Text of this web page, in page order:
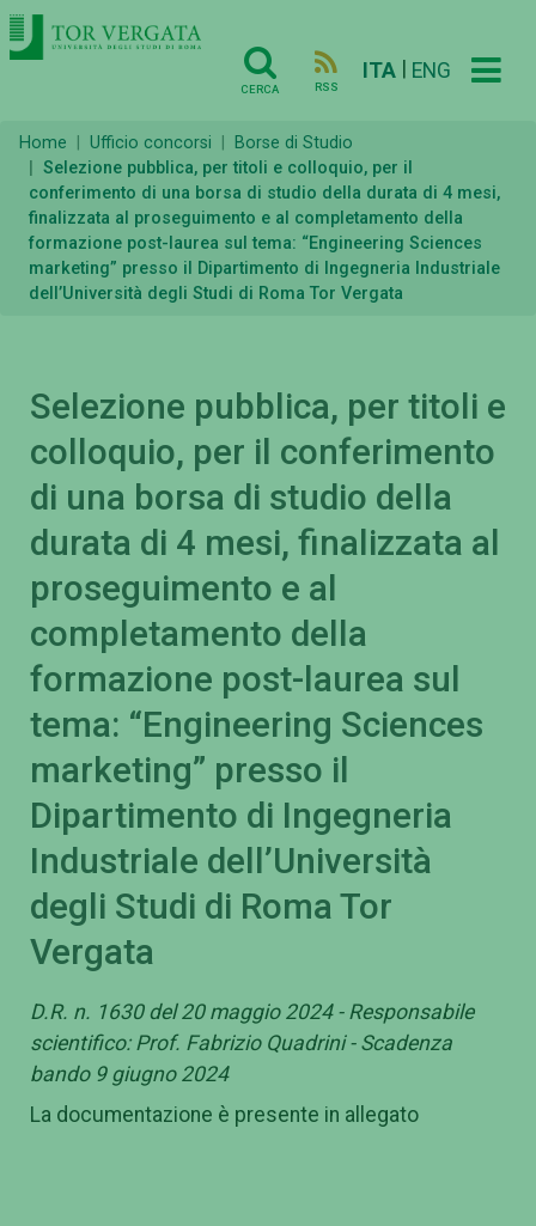
CERCA RSS
ITA ENG
Home Ufficio concorsi
Borse di Studio
Selezione pubblica, per titoli e colloquio, per il
conferimento di una borsa di studio della durata di 4 mesi,
finalizzata al proseguimento e al completamento della
formazione post-laurea sul tema: “Engineering Sciences
marketing” presso il Dipartimento di Ingegneria Industriale
dell’Università degli Studi di Roma Tor Vergata
Selezione pubblica, per titoli e
colloquio, per il conferimento
di una borsa di studio della
durata di 4 mesi, finalizzata al
proseguimento e al
completamento della
formazione post-laurea sul
tema: “Engineering Sciences
marketing” presso il
Dipartimento di Ingegneria
Industriale dell’Università
degli Studi di Roma Tor
Vergata
D.R. n. 1630 del 20 maggio 2024 - Responsabile
scientifico: Prof. Fabrizio Quadrini - Scadenza
bando 9 giugno 2024
La documentazione è presente in allegato